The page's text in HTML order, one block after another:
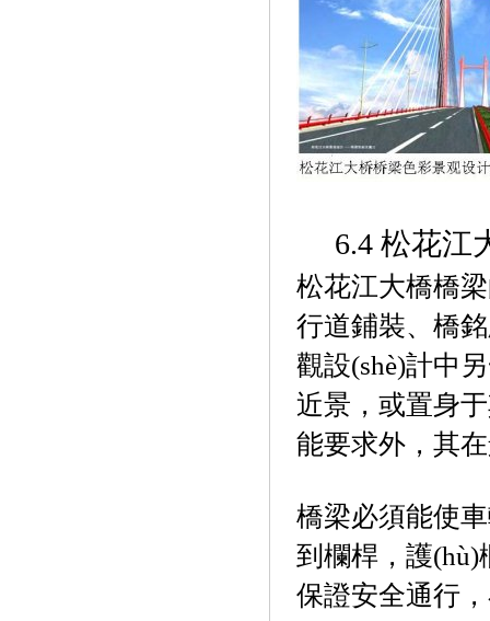
6.4 松花江
松花江大橋橋梁
行道鋪裝、橋
觀設(shè)計中
近景，或置身
能要求外，其
橋梁必須能使車
到欄桿，護
保證安全通行